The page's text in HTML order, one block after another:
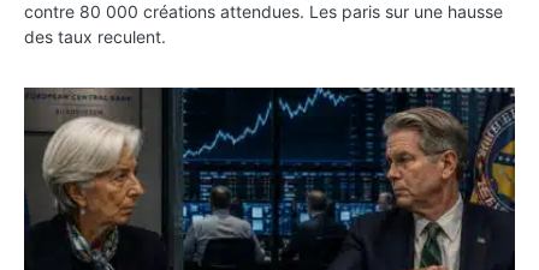
contre 80 000 créations attendues. Les paris sur une hausse
des taux reculent.
Yen : Washington a vendu des euros sans prévenir la